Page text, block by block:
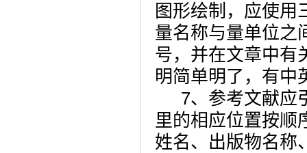
图形绘制，应使用
量名称与量单位之
号，并在文章中有
明简单明了，有中
7、参考文献应
里的相应位置按顺
姓名、出版物名称